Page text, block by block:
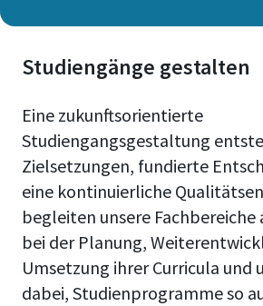
Studiengänge gestalten
Eine zukunftsorientierte
Studiengangsgestaltung
Zielsetzungen, fundierte
eine kontinuierliche
begleiten unsere Fachbereiche
bei der Planung,
Umsetzung ihrer Curricula und
dabei, Studienprogramme so